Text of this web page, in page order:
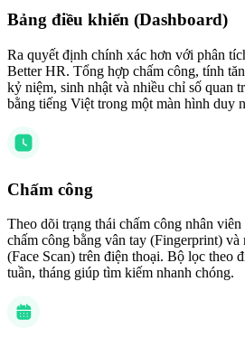
Bảng điều khiển (Dashboard)
Ra quyết định chính xác hơn với phân
Better HR. Tổng hợp chấm công, tính
kỷ niệm, sinh nhật và nhiều chỉ số quan
bằng tiếng Việt trong một màn hình duy
Chấm công
Theo dõi trạng thái chấm công nhân
chấm công bằng vân tay (Fingerprint) và
(Face Scan) trên điện thoại. Bộ lọc theo
tuần, tháng giúp tìm kiếm nhanh chóng.